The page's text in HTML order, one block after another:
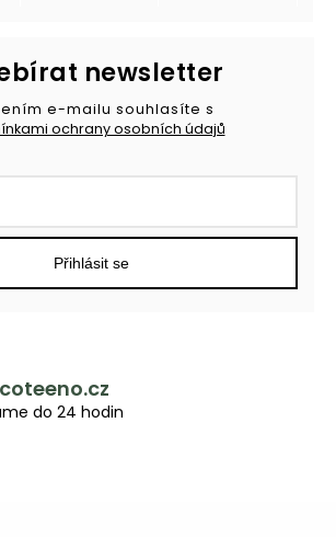
do 24 hodin
newsletter
e-mailu souhlasíte s
ochrany osobních údajů
Přihlásit se